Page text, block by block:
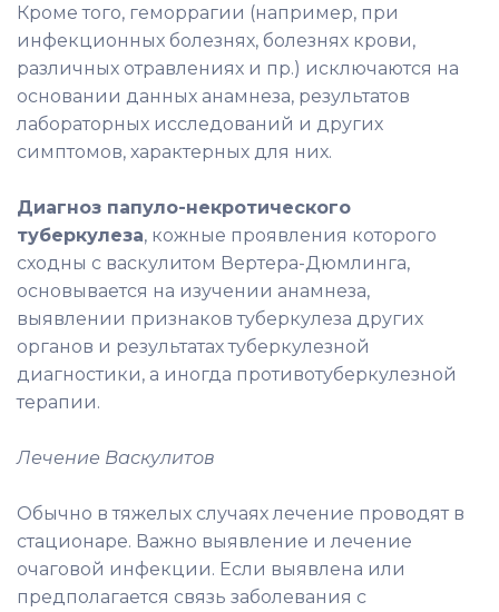
Кроме того, геморрагии (например, при
инфекционных болезнях, болезнях крови,
различных отравлениях и пр.) исключаются на
основании данных анамнеза, результатов
лабораторных исследований и других
симптомов, характерных для них.
Диагноз папуло-некротического
туберкулеза, кожные проявления которого
сходны с васкулитом Вертера-Дюмлинга,
основывается на изучении анамнеза,
выявлении признаков туберкулеза других
органов и результатах туберкулезной
диагностики, а иногда противотуберкулезной
терапии.
Лечение Васкулитов
Обычно в тяжелых случаях лечение проводят в
стационаре. Важно выявление и лечение
очаговой инфекции. Если выявлена или
предполагается связь заболевания с